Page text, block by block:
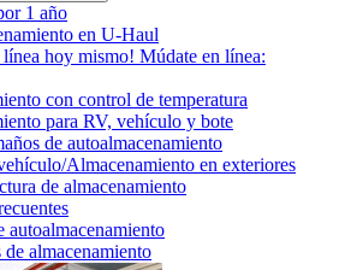
1 año
en U-Haul
línea hoy mismo! Múdate en línea:
con control de temperatura
para RV, vehículo y bote
de autoalmacenamiento
Almacenamiento en exteriores
de almacenamiento
autoalmacenamiento
de almacenamiento